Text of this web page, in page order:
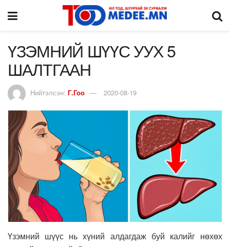
ҮЗЭМНИЙ ШҮҮС УУХ 5
ШАЛТГААН
Нийтэлсэн: Г.Гоо 2020-08-19
Үзэмний шүүс нь хүний алдагдаж буй калийг нөхөх